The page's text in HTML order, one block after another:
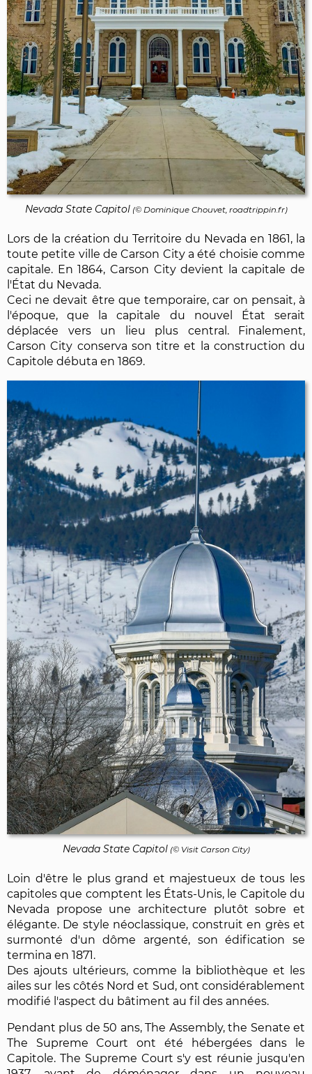
Nevada State Capitol(© Dominique Chouvet, roadtrippin.fr)
Lors de la création du Territoire du Nevada en 1861, la
toute petite ville de Carson City a été choisie comme
capitale. En 1864, Carson City devient la capitale de
l'État du Nevada.
Ceci ne devait être que temporaire, car on pensait, à
l'époque, que la capitale du nouvel État serait
déplacée vers un lieu plus central. Finalement,
Carson City conserva son titre et la construction du
Capitole débuta en 1869.
Nevada State Capitol(© Visit Carson City)
Loin d'être le plus grand et majestueux de tous les
capitoles que comptent les États-Unis, le Capitole du
Nevada propose une architecture plutôt sobre et
élégante. De style néoclassique, construit en grès et
surmonté d'un dôme argenté, son édification se
termina en 1871.
Des ajouts ultérieurs, comme la bibliothèque et les
ailes sur les côtés Nord et Sud, ont considérablement
modifié l'aspect du bâtiment au fil des années.
Pendant plus de 50 ans, The Assembly, the Senate et
The Supreme Court ont été hébergées dans le
Capitole. The Supreme Court s'y est réunie jusqu'en